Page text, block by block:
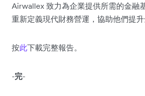
Airwallex 致力為企業提供所需的金融
重新定義現代財務營運，協助他們提升
按此下載完整報告。
-完-